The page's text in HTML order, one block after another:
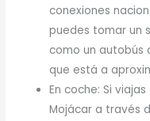
conexiones
puedes tomar un
como un autobús
que está a
En coche: Si
Mojácar a través